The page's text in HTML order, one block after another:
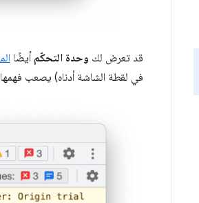
قد تعرض لك وحدة التحكّم أيضًا
في لقطة الشاشة أدناه) يصعب